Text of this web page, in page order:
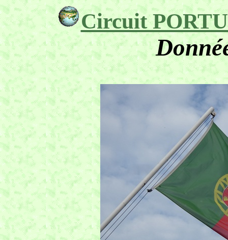
Circuit